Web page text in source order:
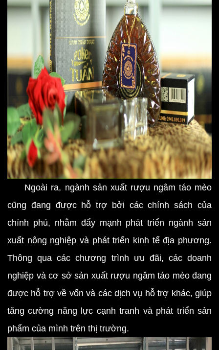
Ngoài ra, ngành sản xuất rượu ngâm táo mèo
cũng đang được hỗ trợ bởi các chính sách của
chính phủ, nhằm đẩy mạnh phát triển ngành sản
xuất nông nghiệp và phát triển kinh tế địa phương.
Thông qua các chương trình ưu đãi, các doanh
nghiệp và cơ sở sản xuất rượu ngâm táo mèo đang
được hỗ trợ về vốn và các dịch vụ hỗ trợ khác, giúp
tăng cường năng lực cạnh tranh và phát triển sản
phẩm của mình trên thị trường.